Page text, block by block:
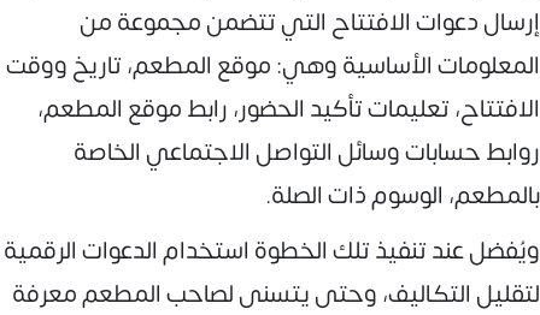
إرسال دعوات الافتتاح التي تتضمن مجموعة من
المعلومات الأساسية وهي: موقع المطعم، تاريخ ووقت
الافتتاح، تعليمات تأكيد الحضور، رابط موقع المطعم،
روابط حسابات وسائل التواصل الاجتماعي الخاصة
بالمطعم، الوسوم ذات الصلة.
ويُفضل عند تنفيذ تلك الخطوة استخدام الدعوات الرقمية
لتقليل التكاليف، وحتى يتسنى لصاحب المطعم معرفة